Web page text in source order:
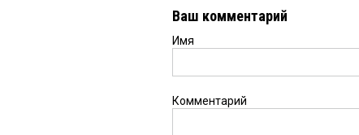
Ваш комментарий
Имя
Комментарий